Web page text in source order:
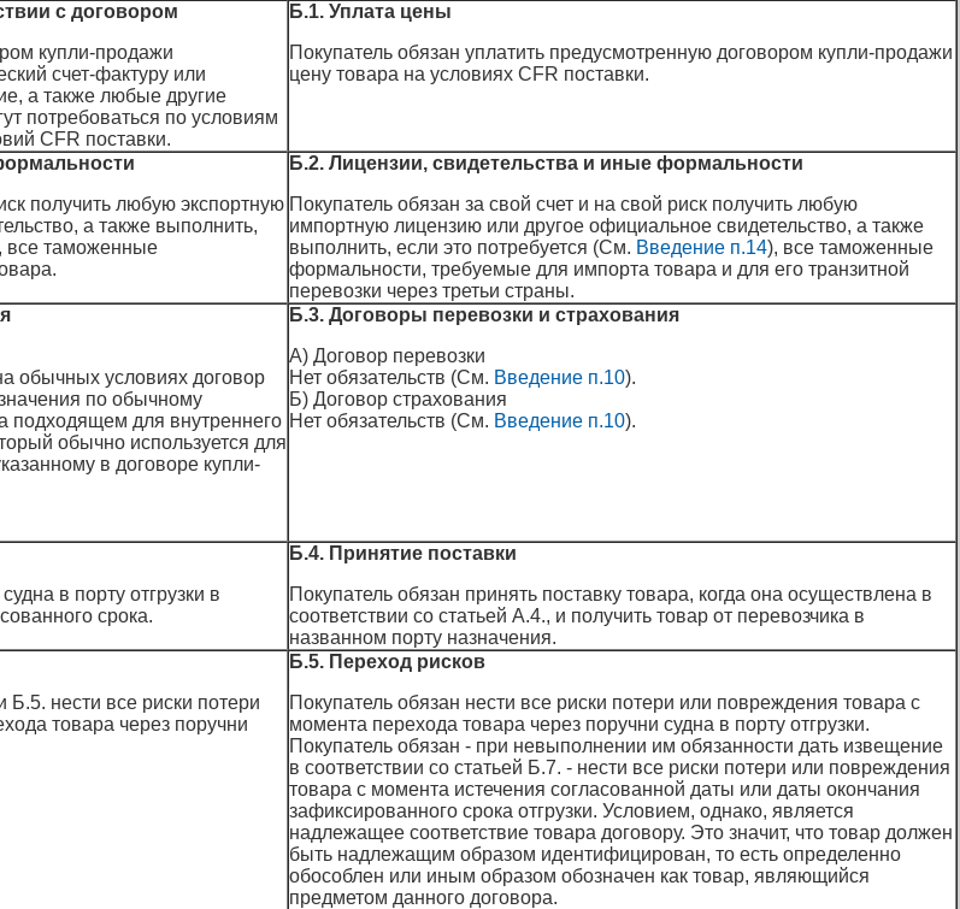
с договором
купли-продажи
счет-фактуру или
а также любые другие
потребоваться по условиям
CFR поставки.
Б.1. Уплата цены
Покупатель обязан уплатить предусмотренную договором купли-продажи
цену товара на условиях CFR поставки.
получить любую экспортную
а также выполнить,
все таможенные
Б.2. Лицензии, свидетельства и иные формальности
Покупатель обязан за свой счет и на свой риск получить любую
импортную лицензию или другое официальное свидетельство, а также
выполнить, если это потребуется (См. Введение п.14), все таможенные
формальности, требуемые для импорта товара и для его транзитной
перевозки через третьи страны.
обычных условиях договор
по обычному
подходящем для внутреннего
обычно используется для
в договоре купли-
Б.3. Договоры перевозки и страхования
А) Договор перевозки
Нет обязательств (См. Введение п.10).
Б) Договор страхования
Нет обязательств (См. Введение п.10).
в порту отгрузки в
срока.
Б.4. Принятие поставки
Покупатель обязан принять поставку товара, когда она осуществлена в
соответствии со статьей А.4., и получить товар от перевозчика в
названном порту назначения.
Б.5. нести все риски потери
товара через поручни
Б.5. Переход рисков
Покупатель обязан нести все риски потери или повреждения товара с
момента перехода товара через поручни судна в порту отгрузки.
Покупатель обязан - при невыполнении им обязанности дать извещение
в соответствии со статьей Б.7. - нести все риски потери или повреждения
товара с момента истечения согласованной даты или даты окончания
зафиксированного срока отгрузки. Условием, однако, является
надлежащее соответствие товара договору. Это значит, что товар должен
быть надлежащим образом идентифицирован, то есть определенно
обособлен или иным образом обозначен как товар, являющийся
предметом данного договора.